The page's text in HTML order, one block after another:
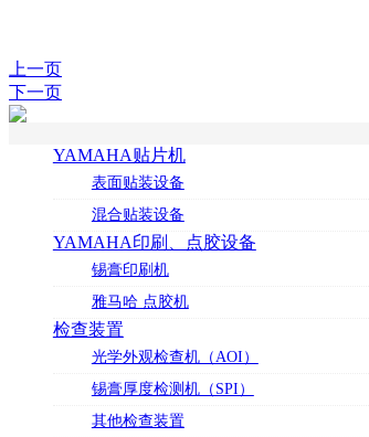
上一页
下一页
YAMAHA贴片机
表面贴装设备
混合贴装设备
YAMAHA印刷、点胶设备
锡膏印刷机
雅马哈 点胶机
检查装置
光学外观检查机（AOI）
锡膏厚度检测机（SPI）
其他检查装置